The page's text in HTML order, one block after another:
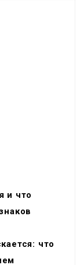
и что
что